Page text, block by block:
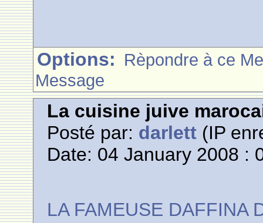
Options: Rèpondre à ce
Message
La cuisine juive
Posté par: darlett (IP
Date: 04 January 2008 :
LA FAMEUSE DAFFINA